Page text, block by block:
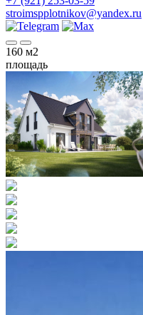
stroimspplotnikov@yandex.ru
160 м2
площадь